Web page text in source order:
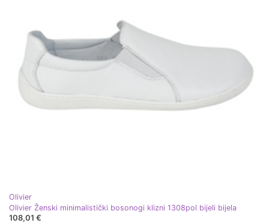
Olivier
Olivier Ženski minimalistički bosonogi klizni 1308pol bijeli bijela
108,01 €